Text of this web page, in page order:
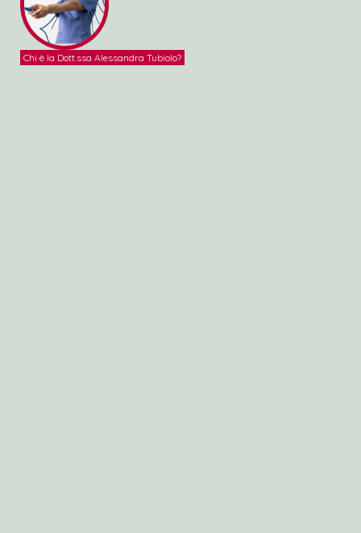
Chi è la Dott.ssa Alessandra Tubiolo?